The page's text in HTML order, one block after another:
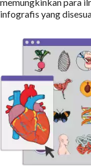
infografis yang